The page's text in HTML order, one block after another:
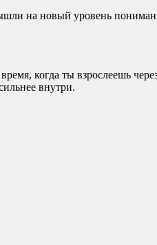
на новый уровень
когда ты взрослеешь
внутри.